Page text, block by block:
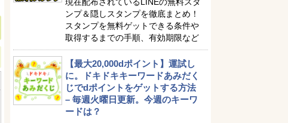
ンプ＆隠しスタンプを徹底まとめ！
スタンプを無料ゲットできる条件や
取得するまでの手順、有効期限など
【最大20,000dポイント】運試し
に。ドキドキキーワードあみだく
じでdポイントをゲットする方法
– 毎週火曜日更新。今週のキーワ
ードは？